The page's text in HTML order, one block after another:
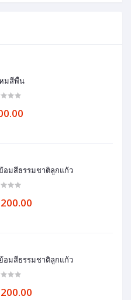
มสีพื้น
อมสีธรรมชาติลูกแก้ว
อมสีธรรมชาติลูกแก้ว